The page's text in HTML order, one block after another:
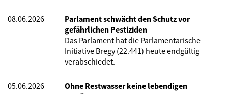
08.06.2026
Parlament schwächt den Schutz vor
gefährlichen Pestiziden
Das Parlament hat die Parlamentarische
Initiative Bregy (22.441) heute endgültig
verabschiedet.
05.06.2026
Ohne Restwasser keine lebendigen